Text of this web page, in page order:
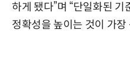
하게 됐다”며 “단일화된
정확성을 높이는 것이 가장